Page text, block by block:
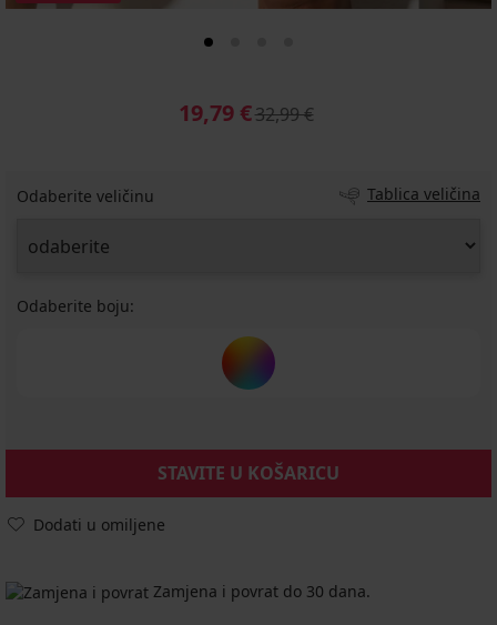
19,79 €32,99 €
Odaberite veličinu Tablica veličina
Odaberite boju:
STAVITE U KOŠARICU
Dodati u omiljene
Zamjena i povrat do 30 dana.